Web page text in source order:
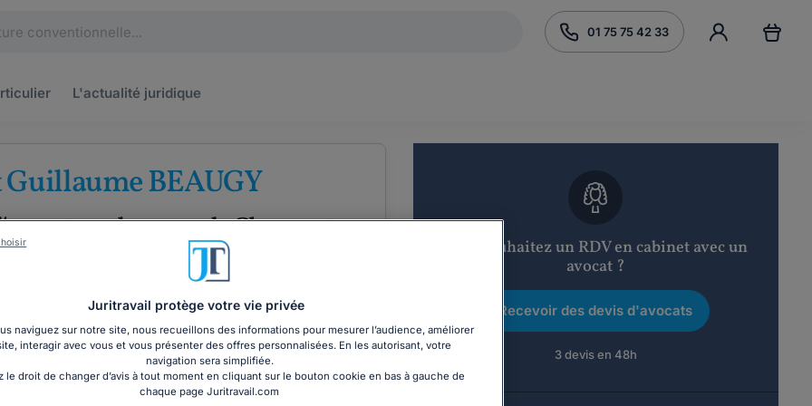
01 75 75 42 33
L'actualité juridique
BEAUGY
au barreau de Clermont-
COORDONNÉES
Vous souhaitez un RDV en cabinet avec un
avocat ?
Recevoir des devis d'avocats
3 devis en 48h
Juritravail protège votre vie privée
naviguez sur notre site, nous recueillons des informations pour mesurer l’audience, améliorer
interagir avec vous et vous présenter des offres personnalisées. En les autorisant, votre
navigation sera simplifiée.
le droit de changer d’avis à tout moment en cliquant sur le bouton cookie en bas à gauche de
chaque page Juritravail.com